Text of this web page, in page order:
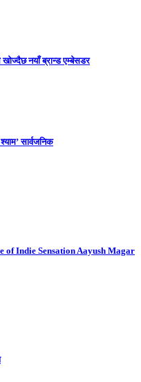
नयाँ ब्रान्ड एम्बेसडर
सार्वजनिक
of Indie Sensation Aayush Magar